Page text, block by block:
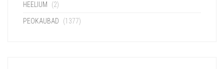
HEELIUM (2)
PEOKAUBAD (1377)